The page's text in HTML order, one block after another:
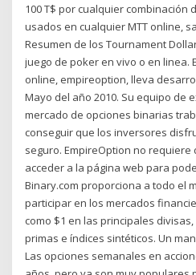
100 T$ por cualquier combinación
usados en cualquier MTT online,
Resumen de los Tournament
juego de poker en vivo o en linea.
online, empireoption, lleva
Mayo del año 2010. Su equipo de
mercado de opciones binarias
conseguir que los inversores
seguro. EmpireOption no
acceder a la página web para
Binary.com proporciona a todo el
participar en los mercados
como $1 en las principales
primas e índices sintéticos. Un
Las opciones semanales en